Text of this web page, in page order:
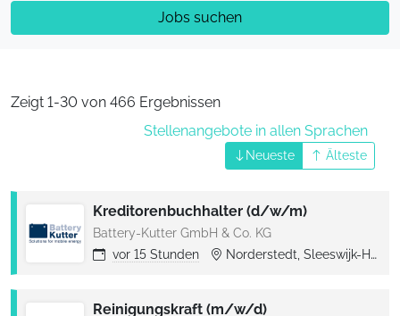
Jobs suchen
Zeigt 1-30 von 466 Ergebnissen
Stellenangebote in allen Sprachen
Neueste Älteste
Kreditorenbuchhalter (d/w/m)
Battery-Kutter GmbH & Co. KG
vor 15 Stunden Norderstedt, Sleeswijk-Holstein, Deutschland
Reinigungskraft (m/w/d)